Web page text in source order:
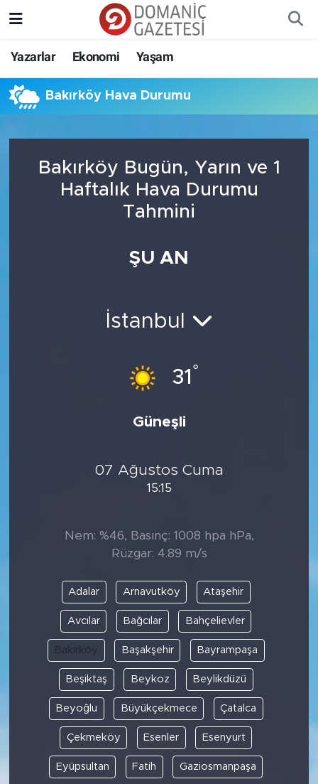
Yazarlar Ekonomi Yaşam
Bakırköy Hava Durumu
Bakırköy Bugün, Yarın ve 1
Haftalık Hava Durumu
Tahmini
ŞU AN
İstanbul
31 °
Güneşli
07 Ağustos Cuma
15:15
Nem: %46, Basınç: 1008 hpa hPa,
Rüzgar: 4.89 m/s
Adalar Arnavutköy Ataşehir
Avcılar Bağcılar Bahçelievler
Bakırköy Başakşehir Bayrampaşa
Beşiktaş Beykoz Beylikdüzü
Beyoğlu Büyükçekmece Çatalca
Çekmeköy Esenler Esenyurt
Eyüpsultan Fatih Gaziosmanpaşa